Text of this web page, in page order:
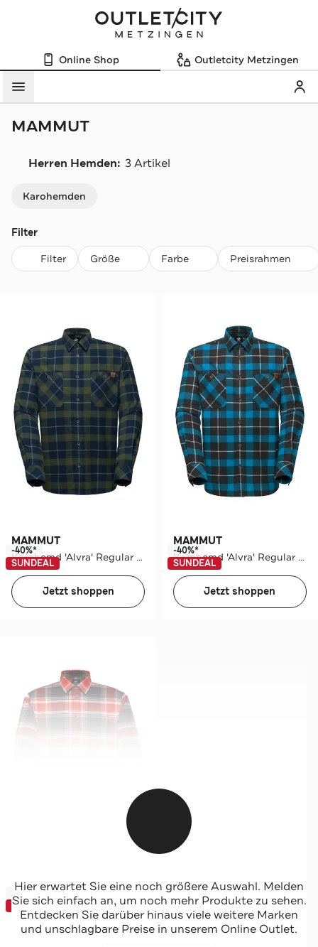
Online Shop Outletcity Metzingen
Menü
MAMMUT
Herren Hemden: 3 Artikel
Karohemden
Filter
Filter Größe Farbe Preisrahmen
MAMMUT
Karohemd 'Alvra' Regular Fit
-40%*
SUNDEAL
Jetzt shoppen
MAMMUT
Karohemd 'Alvra' Regular Fit
-40%*
SUNDEAL
Jetzt shoppen
MAMMUT
Karohemd 'Trovat' Regular Fit
-40%*
SUNDEAL
Jetzt shoppen
Hier erwartet Sie eine noch größere Auswahl. Melden
Sie sich einfach an, um noch mehr Produkte zu sehen.
Entdecken Sie darüber hinaus viele weitere Marken
und unschlagbare Preise in unserem Online Outlet.